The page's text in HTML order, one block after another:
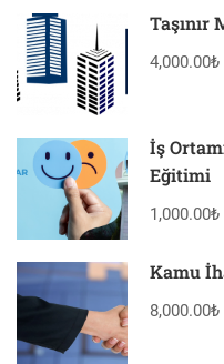
Taşınır
4,000.00₺
İş
Eğitimi
1,000.00₺
Kamu
8,000.00₺